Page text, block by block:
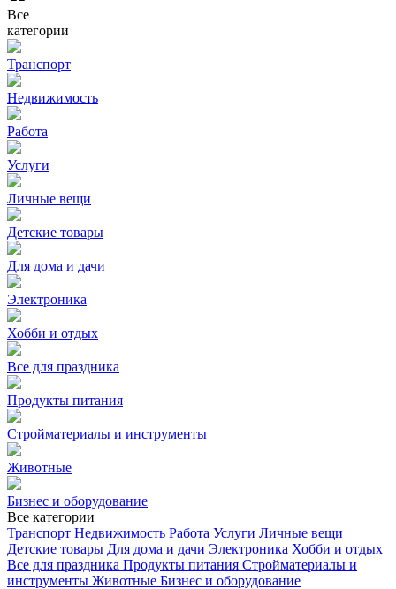
Все
категории
Транспорт
Недвижимость
Работа
Услуги
Личные вещи
Детские товары
Для дома и дачи
Электроника
Хобби и отдых
Все для праздника
Продукты питания
Стройматериалы и инструменты
Животные
Бизнес и оборудование
Все категории
Транспорт Недвижимость Работа Услуги Личные вещи
Детские товары Для дома и дачи Электроника Хобби и отдых
Все для праздника Продукты питания Стройматериалы и
инструменты Животные Бизнес и оборудование